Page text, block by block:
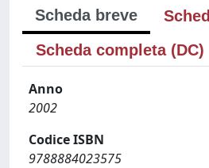
Scheda breve
Scheda completa (DC)
Anno
2002
Codice ISBN
9788884023575